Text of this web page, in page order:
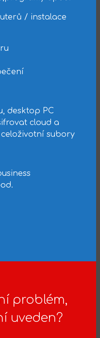
/ instalace
desktop PC
cloud a
subory
problém,
uveden?